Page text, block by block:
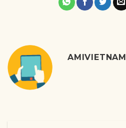
AMIVIETNAM